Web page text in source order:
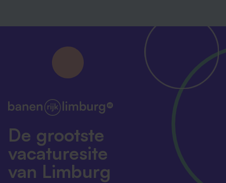
De grootste
vacaturesite
van Limburg